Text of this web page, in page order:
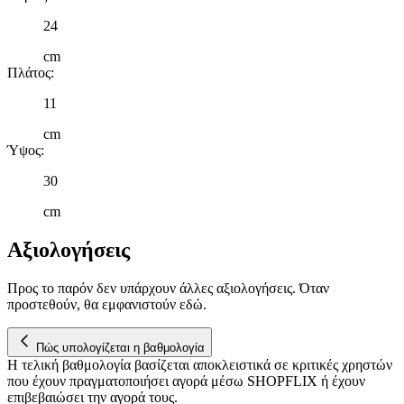
κοινοποιούμε πληροφορίες σχετικά με την από μέρους σας χρήση
διαφημίσεων και ανάλυσης.
24
cm
Πλάτος:
11
cm
Ύψος:
30
cm
Αξιολογήσεις
Προς το παρόν δεν υπάρχουν άλλες αξιολογήσεις. Όταν
προστεθούν, θα εμφανιστούν εδώ.
Πώς υπολογίζεται η βαθμολογία
Η τελική βαθμολογία βασίζεται αποκλειστικά σε κριτικές χρηστών
που έχουν πραγματοποιήσει αγορά μέσω SHOPFLIX ή έχουν
επιβεβαιώσει την αγορά τους.